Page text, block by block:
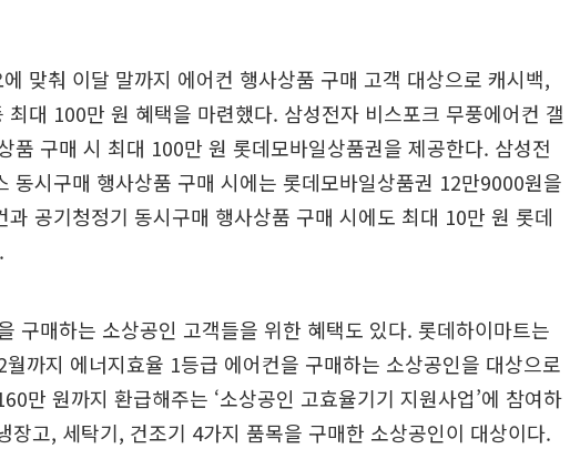
맞춰 이달 말까지 에어컨 행사상품 구매 고객 대상으로 캐시백,
대 100만 원 혜택을 마련했다. 삼성전자 비스포크 무풍에어컨 갤
품 구매 시 최대 100만 원 롯데모바일상품권을 제공한다. 삼성전
동시구매 행사상품 구매 시에는 롯데모바일상품권 12만9000원을
과 공기청정기 동시구매 행사상품 구매 시에도 최대 10만 원 롯데
구매하는 소상공인 고객들을 위한 혜택도 있다. 롯데하이마트는
까지 에너지효율 1등급 에어컨을 구매하는 소상공인을 대상으로
만 원까지 환급해주는 ‘소상공인 고효율기기 지원사업’에 참여하
장고, 세탁기, 건조기 4가지 품목을 구매한 소상공인이 대상이다.